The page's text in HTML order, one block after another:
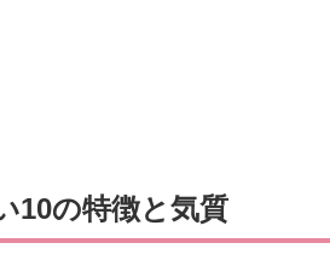
10の特徴と気質